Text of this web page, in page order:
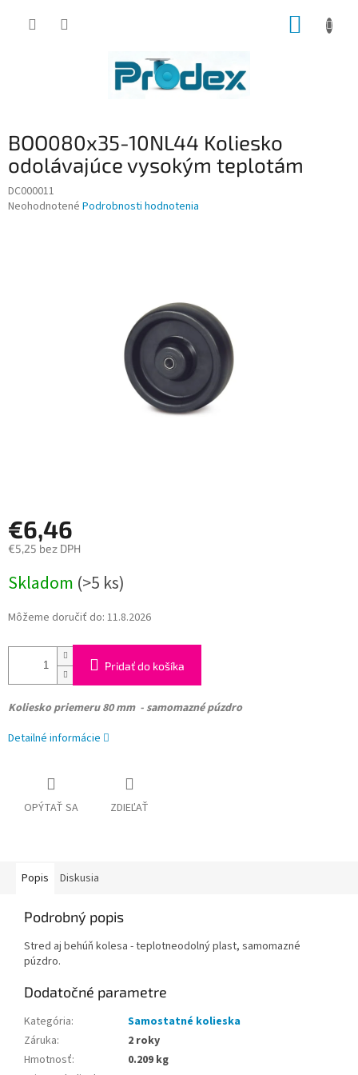
BOO080x35-10NL44 Koliesko
odolávajúce vysokým teplotám
DC000011
Priemerné
Neohodnotené Podrobnosti hodnotenia
€6,46
€5,25 bez DPH
cena:
Skladom (>5 ks)
Môžeme doručiť do: 11.8.2026
Pridať do košíka
Kolieskopriemeru 80 mm - samomazné púzdro
Detailné informácie
OPÝTAŤ SA ZDIEĽAŤ
Popis Diskusia
Podrobný popis
Stred aj behúň kolesa - teplotneodolný plast, samomazné
púzdro.
Dodatočné parametre
Kategória:
Samostatné kolieska
Záruka:
2 roky
Hmotnosť:
0.209 kg